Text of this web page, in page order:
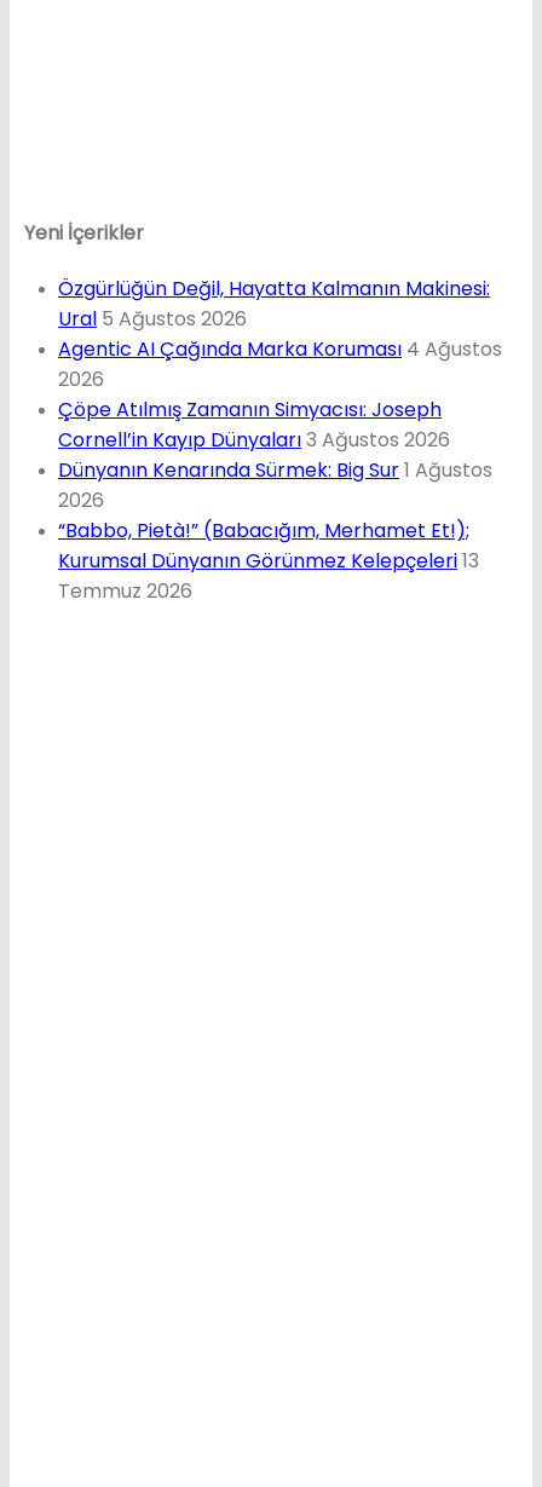
Yeni İçerikler
Özgürlüğün Değil, Hayatta Kalmanın Makinesi:
Ural 5 Ağustos 2026
Agentic AI Çağında Marka Koruması 4 Ağustos
2026
Çöpe Atılmış Zamanın Simyacısı: Joseph
Cornell’in Kayıp Dünyaları3 Ağustos 2026
Dünyanın Kenarında Sürmek: Big Sur1 Ağustos
2026
“Babbo, Pietà!” (Babacığım, Merhamet Et!);
Kurumsal Dünyanın Görünmez Kelepçeleri13
Temmuz 2026